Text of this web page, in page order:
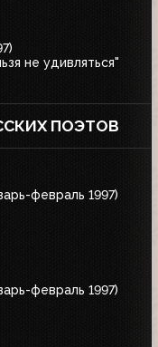
не удивляться"
ПОЭТОВ
февраль 1997)
февраль 1997)